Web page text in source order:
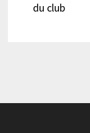
du club